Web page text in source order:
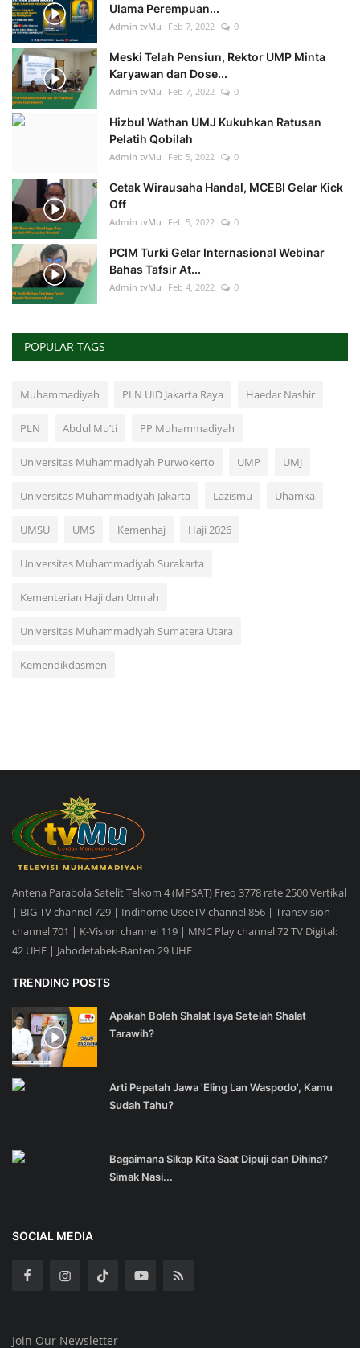
Ulama Perempuan...
Admin tvMu Feb 7, 2022 0
Meski Telah Pensiun, Rektor UMP Minta
Karyawan dan Dose...
Admin tvMu Feb 7, 2022 0
Hizbul Wathan UMJ Kukuhkan Ratusan
Pelatih Qobilah
Admin tvMu Feb 5, 2022 0
Cetak Wirausaha Handal, MCEBI Gelar Kick
Off
Admin tvMu Feb 5, 2022 0
PCIM Turki Gelar Internasional Webinar
Bahas Tafsir At...
Admin tvMu Feb 4, 2022 0
POPULAR TAGS
Muhammadiyah PLN UID Jakarta Raya Haedar Nashir
PLN Abdul Mu’ti PP Muhammadiyah
Universitas Muhammadiyah Purwokerto UMP UMJ
Universitas Muhammadiyah Jakarta Lazismu Uhamka
UMSU UMS Kemenhaj Haji 2026
Universitas Muhammadiyah Surakarta
Kementerian Haji dan Umrah
Universitas Muhammadiyah Sumatera Utara
Kemendikdasmen
Antena Parabola Satelit Telkom 4 (MPSAT) Freq 3778 rate 2500 Vertikal
| BIG TV channel 729 | Indihome UseeTV channel 856 | Transvision
channel 701 | K-Vision channel 119 | MNC Play channel 72 TV Digital:
42 UHF | Jabodetabek-Banten 29 UHF
TRENDING POSTS
Apakah Boleh Shalat Isya Setelah Shalat
Tarawih?
Arti Pepatah Jawa 'Eling Lan Waspodo', Kamu
Sudah Tahu?
Bagaimana Sikap Kita Saat Dipuji dan Dihina?
Simak Nasi...
SOCIAL MEDIA
Join Our Newsletter